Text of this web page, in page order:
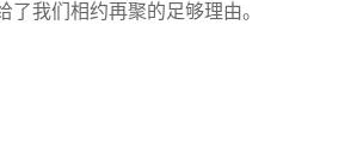
我们相约再聚的足够理由。